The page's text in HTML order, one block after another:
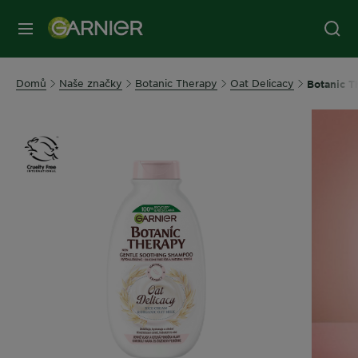
MENU
Domů Naše značky Botanic Therapy Oat Delicacy Botanic